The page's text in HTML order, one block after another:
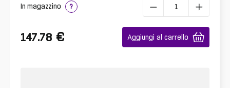
In magazzino ?
147.78 € Aggiungi al carrello